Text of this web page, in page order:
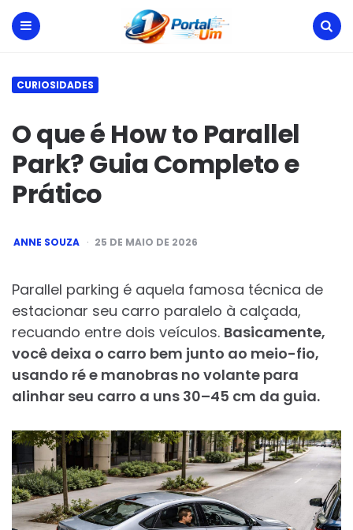
CURIOSIDADES
O que é How to Parallel
Park? Guia Completo e
Prático
POSTED
BY
ANNE SOUZA 25 DE MAIO DE 2026
Parallel parking é aquela famosa técnica de
estacionar seu carro paralelo à calçada,
recuando entre dois veículos. Basicamente,
você deixa o carro bem junto ao meio-fio,
usando ré e manobras no volante para
alinhar seu carro a uns 30–45 cm da guia.